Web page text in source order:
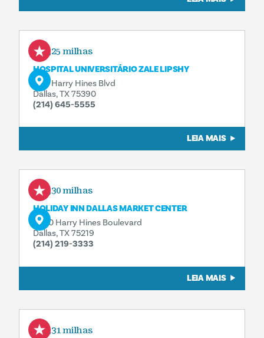
0,25 milhas
HOSPITAL UNIVERSITÁRIO ZALE LIPSHY
5151 Harry Hines Blvd
Dallas, TX 75390
(214) 645-5555
LEIA MAIS
0,30 milhas
HOLIDAY INN DALLAS MARKET CENTER
4500 Harry Hines Boulevard
Dallas, TX 75219
(214) 219-3333
LEIA MAIS
0,31 milhas